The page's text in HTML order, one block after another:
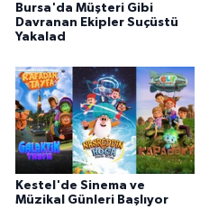
Bursa'da Müşteri Gibi
Davranan Ekipler Suçüstü
Yakalad
Kestel'de Sinema ve
Müzikal Günleri Başlıyor